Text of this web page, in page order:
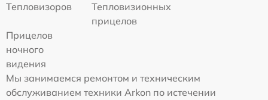
Тепловизоров
Тепловизионных
прицелов
Прицелов
ночного
видения
Мы занимаемся ремонтом и техническим
обслуживанием техники Arkon по истечении